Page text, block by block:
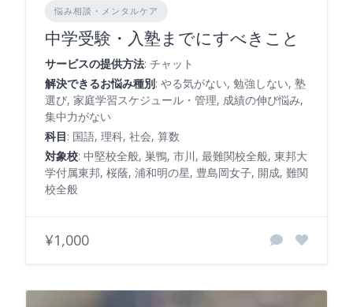
悩み相談・メンタルケア
中学受験・入塾までにすべきこと
サービスの提供方法: チャット
解決できるお悩み種別: やる気がない, 勉強しない, 塾
選び, 家庭学習スケジュール・管理, 成績の伸び悩み,
集中力がない
科目: 国語, 理科, 社会, 算数
対象校: 中堅校全般, 巣鴨, 市川, 最難関校全般, 東邦大
学付属東邦, 桜蔭, 浦和明の星, 豊島岡女子, 開成, 難関
校全般
¥1,000